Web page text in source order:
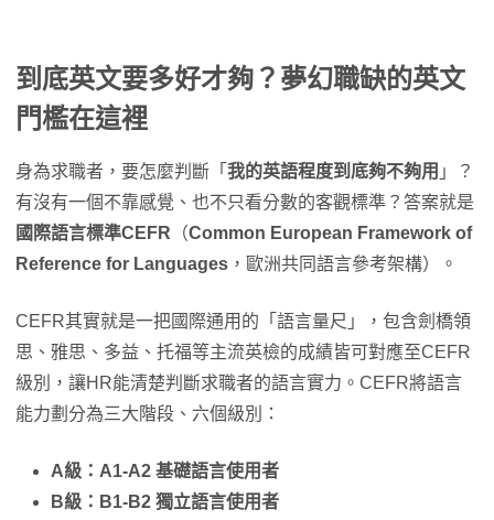
到底英文要多好才夠？夢幻職缺的英文
門檻在這裡
身為求職者，要怎麼判斷「 我的英語程度到底夠不夠用 」？
有沒有一個不靠感覺、也不只看分數的客觀標準？答案就是
國際語言標準CEFR （Common European Framework of
Reference for Languages ，歐洲共同語言參考架構）。
CEFR其實就是一把國際通用的「語言量尺」，包含劍橋領
思、雅思、多益、托福等主流英檢的成績皆可對應至CEFR
級別，讓HR能清楚判斷求職者的語言實力。CEFR將語言
能力劃分為三大階段、六個級別：
A級：A1-A2 基礎語言使用者
B級：B1-B2 獨立語言使用者